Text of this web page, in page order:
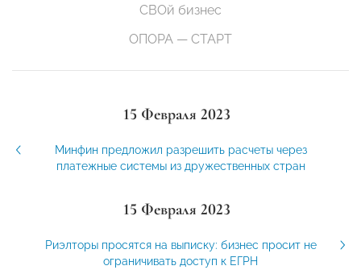
СВОй бизнес
ОПОРА — СТАРТ
15 Февраля 2023
Минфин предложил разрешить расчеты через
платежные системы из дружественных стран
15 Февраля 2023
Риэлторы просятся на выписку: бизнес просит не
ограничивать доступ к ЕГРН